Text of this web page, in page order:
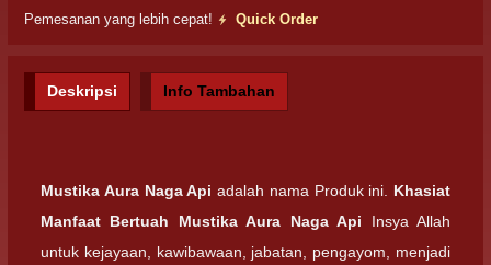
Pemesanan yang lebih cepat! Quick Order
Deskripsi Info Tambahan
Mustika Aura Naga Api adalah nama Produk ini. Khasiat
Manfaat Bertuah Mustika Aura Naga Api Insya Allah
untuk kejayaan, kawibawaan, jabatan, pengayom, menjadi